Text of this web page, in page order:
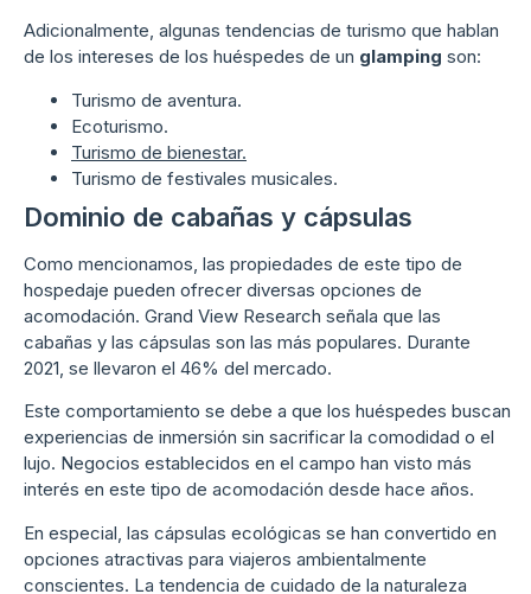
Adicionalmente, algunas tendencias de turismo que hablan
de los intereses de los huéspedes de un glamping son:
Turismo de aventura.
Ecoturismo.
Turismo de bienestar.
Turismo de festivales musicales.
Dominio de cabañas y cápsulas
Como mencionamos, las propiedades de este tipo de
hospedaje pueden ofrecer diversas opciones de
acomodación. Grand View Research señala que las
cabañas y las cápsulas son las más populares. Durante
2021, se llevaron el 46% del mercado.
Este comportamiento se debe a que los huéspedes buscan
experiencias de inmersión sin sacrificar la comodidad o el
lujo. Negocios establecidos en el campo han visto más
interés en este tipo de acomodación desde hace años.
En especial, las cápsulas ecológicas se han convertido en
opciones atractivas para viajeros ambientalmente
conscientes. La tendencia de cuidado de la naturaleza